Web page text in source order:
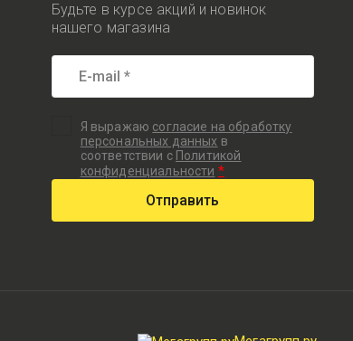
Будьте в курсе акций и новинок
нашего магазина
Я выражаю согласие на обработку
персональных данных в
соответствии с Политикой
конфиденциальности *
Отправить